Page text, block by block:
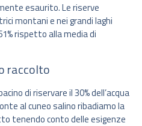
esaurito. Le riserve
montani e nei grandi laghi
rispetto alla media di
raccolto
di riservare il 30% dell’acqua
al cuneo salino ribadiamo la
tenendo conto delle esigenze